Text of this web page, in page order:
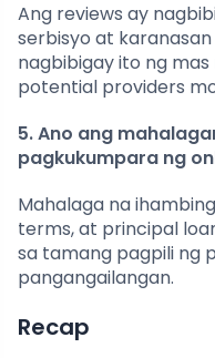
Ang reviews ay
serbisyo at
nagbibigay ito ng
potential providers
5. Ano ang
pagkukumpara ng
Mahalaga na
terms, at principal
sa tamang pagpili ng
pangangailangan.
Recap